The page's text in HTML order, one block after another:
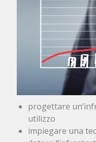
progettare
utilizzo
impiegare una